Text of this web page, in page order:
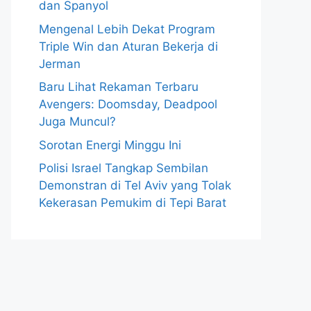
dan Spanyol
Mengenal Lebih Dekat Program
Triple Win dan Aturan Bekerja di
Jerman
Baru Lihat Rekaman Terbaru
Avengers: Doomsday, Deadpool
Juga Muncul?
Sorotan Energi Minggu Ini
Polisi Israel Tangkap Sembilan
Demonstran di Tel Aviv yang Tolak
Kekerasan Pemukim di Tepi Barat